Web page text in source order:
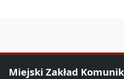
Miejski Zakład